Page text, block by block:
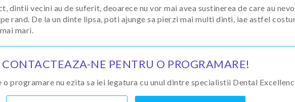
dintii vecini au de suferit, deoarece nu vor mai avea sustinerea de care au
rand. De la un dinte lipsa, poti ajunge sa pierzi mai multi dinti, iae astfel
mari.
CONTACTEAZA-NE PENTRU O PROGRAMARE!
o programare nu ezita sa iei legatura cu unul dintre specialistii Dental